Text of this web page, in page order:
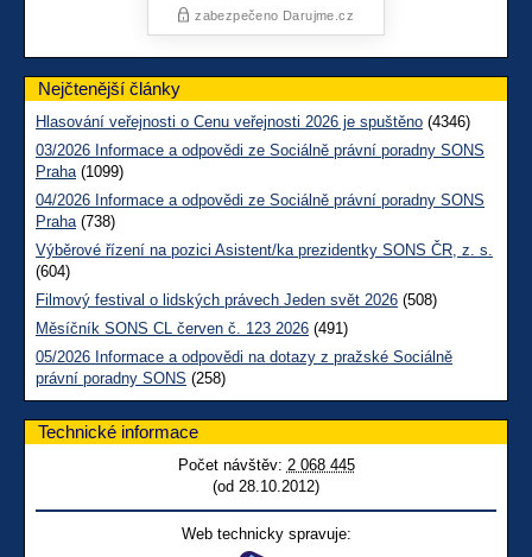
Nejčtenější články
Hlasování veřejnosti o Cenu veřejnosti 2026 je spuštěno (4346)
03/2026 Informace a odpovědi ze Sociálně právní poradny SONS
Praha(1099)
04/2026 Informace a odpovědi ze Sociálně právní poradny SONS
Praha(738)
Výběrové řízení na pozici Asistent/ka prezidentky SONS ČR, z. s.
(604)
Filmový festival o lidských právech Jeden svět 2026 (508)
Měsíčník SONS CL červen č. 123 2026 (491)
05/2026 Informace a odpovědi na dotazy z pražské Sociálně
právní poradny SONS (258)
Technické informace
Počet návštěv: 2 068 445
(od 28.10.2012)
Web technicky spravuje: